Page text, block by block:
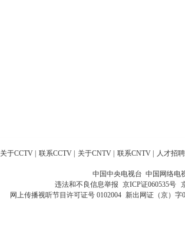
关于CCTV 联系CCTV 关于CNTV 联系CNTV 人才招聘
中国中央电视台 中国网络电
违法和不良信息举报 京ICP证060535号
网上传播视听节目许可证号 0102004 新出网证（京）